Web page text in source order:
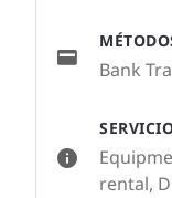
rental,
Bank